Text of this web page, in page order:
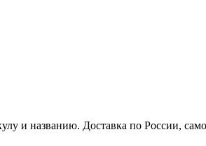
и названию. Доставка по России,